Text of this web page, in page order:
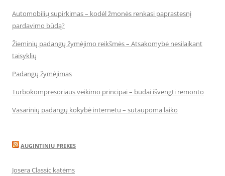
Automobilių supirkimas – kodėl žmonės renkasi paprastesnį
pardavimo būdą?
Žieminių padangų žymėjimo reikšmės – Atsakomybė nesilaikant
taisyklių
Padangų žymėjimas
Turbokompresoriaus veikimo principai – būdai išvengti remonto
Vasarinių padangų kokybė internetu – sutaupoma laiko
AUGINTINIU PREKES
Josera Classic katėms